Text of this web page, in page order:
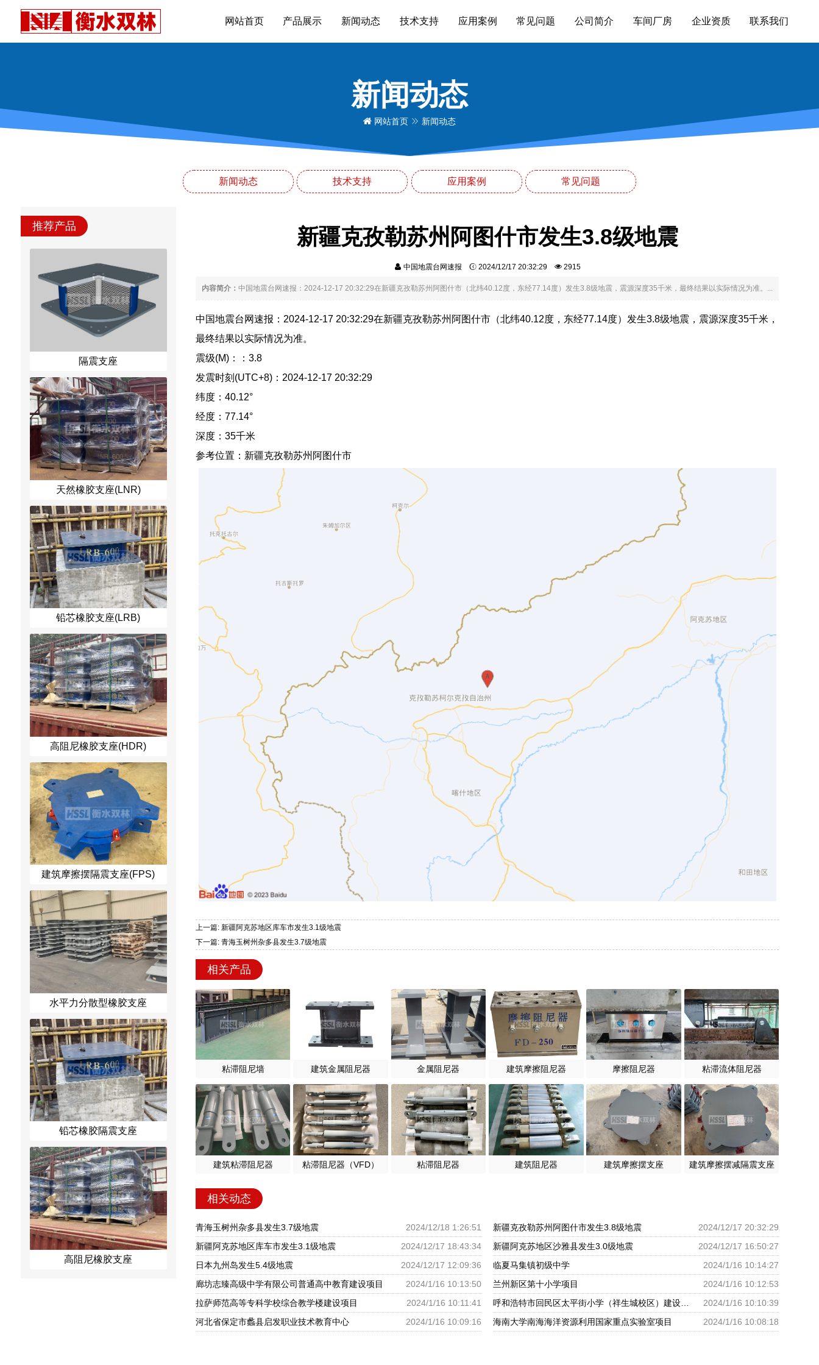
网站首页 产品展示 新闻动态 技术支持 应用案例 常见问题 公司简介 车间厂房 企业资质 联系我们
新闻动态
网站首页 新闻动态
新闻动态 技术支持 应用案例 常见问题
推荐产品
隔震支座
天然橡胶支座(LNR)
铅芯橡胶支座(LRB)
高阻尼橡胶支座(HDR)
建筑摩擦摆隔震支座(FPS)
水平力分散型橡胶支座
铅芯橡胶隔震支座
高阻尼橡胶支座
新疆克孜勒苏州阿图什市发生3.8级地震
中国地震台网速报 2024/12/17 20:32:29 2915
内容简介： 中国地震台网速报：2024-12-17 20:32:29在新疆克孜勒苏州阿图什市（北纬40.12度，东经77.14度）发生3.8级地震，震源深度35千米，最终结果以实际情况为准。...
中国地震台网速报：2024-12-17 20:32:29在新疆克孜勒苏州阿图什市（北纬40.12度，东经77.14度）发生3.8级地震，震源深度35千米，
最终结果以实际情况为准。
震级(M)：：3.8
发震时刻(UTC+8)：2024-12-17 20:32:29
纬度：40.12°
经度：77.14°
深度：35千米
参考位置：新疆克孜勒苏州阿图什市
上一篇: 新疆阿克苏地区库车市发生3.1级地震
下一篇: 青海玉树州杂多县发生3.7级地震
相关产品
粘滞阻尼墙 建筑金属阻尼器 金属阻尼器 建筑摩擦阻尼器 摩擦阻尼器 粘滞流体阻尼器
建筑粘滞阻尼器 粘滞阻尼器（VFD） 粘滞阻尼器 建筑阻尼器 建筑摩擦摆支座 建筑摩擦摆减隔震支座
相关动态
青海玉树州杂多县发生3.7级地震 2024/12/18 1:26:51 新疆克孜勒苏州阿图什市发生3.8级地震
2024/12/17 20:32:29
新疆阿克苏地区库车市发生3.1级地震
2024/12/17 18:43:34 新疆阿克苏地区沙雅县发生3.0级地震
2024/12/17 16:50:27
日本九州岛发生5.4级地震
2024/12/17 12:09:36 临夏马集镇初级中学
2024/1/16 10:14:27
廊坊志臻高级中学有限公司普通高中教育建设项目
2024/1/16 10:13:50 兰州新区第十小学项目
2024/1/16 10:12:53
拉萨师范高等专科学校综合教学楼建设项目
2024/1/16 10:11:41
2024/1/16 10:10:39
河北省保定市蠡县启发职业技术教育中心
2024/1/16 10:09:16 海南大学南海海洋资源利用国家重点实验室项目 2024/1/16 10:08:18